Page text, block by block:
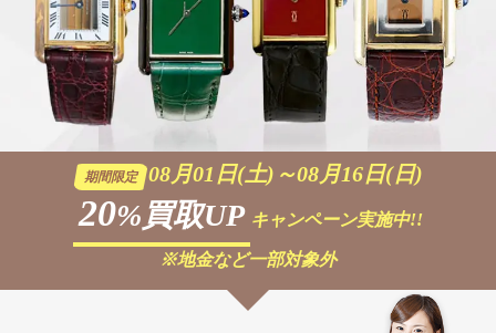
期間限定 08月01日(土)～08月16日(日)
20%買取UP キャンペーン実施中!!
※地金など一部対象外